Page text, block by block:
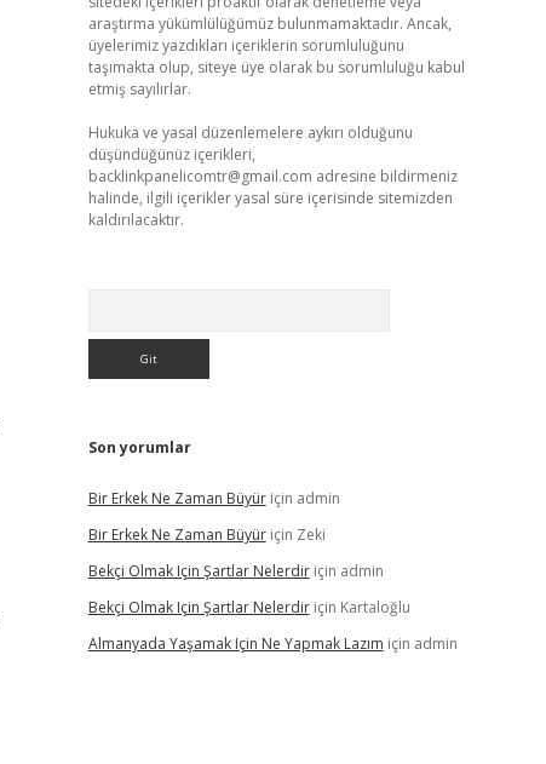
araştırma yükümlülüğümüz bulunmamaktadır. Ancak,
üyelerimiz yazdıkları içeriklerin sorumluluğunu
taşımakta olup, siteye üye olarak bu sorumluluğu kabul
etmiş sayılırlar.
Hukuka ve yasal düzenlemelere aykırı olduğunu
düşündüğünüz içerikleri,
backlinkpanelicomtr@gmail.com adresine bildirmeniz
halinde, ilgili içerikler yasal süre içerisinde sitemizden
kaldırılacaktır.
Son yorumlar
Bir Erkek Ne Zaman Büyüriçin admin
Bir Erkek Ne Zaman Büyüriçin Zeki
Bekçi Olmak Için Şartlar Nelerdiriçin admin
Bekçi Olmak Için Şartlar Nelerdiriçin Kartaloğlu
Almanyada Yaşamak Için Ne Yapmak Lazım için admin